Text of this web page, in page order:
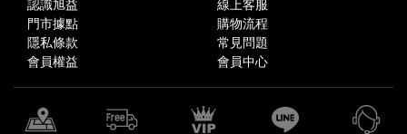
認識旭益
門市據點
隱私條款
會員權益
線上客服
購物流程
常見問題
會員中心